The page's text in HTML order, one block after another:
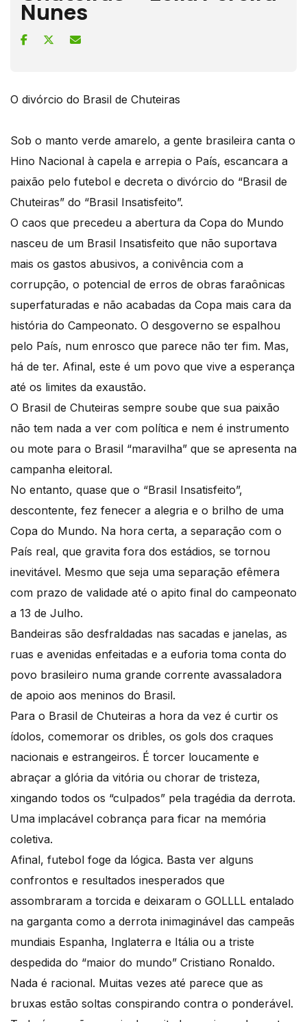
Nunes
O divórcio do Brasil de Chuteiras
Sob o manto verde amarelo, a gente brasileira canta o
Hino Nacional à capela e arrepia o País, escancara a
paixão pelo futebol e decreta o divórcio do “Brasil de
Chuteiras” do “Brasil Insatisfeito”.
O caos que precedeu a abertura da Copa do Mundo
nasceu de um Brasil Insatisfeito que não suportava
mais os gastos abusivos, a conivência com a
corrupção, o potencial de erros de obras faraônicas
superfaturadas e não acabadas da Copa mais cara da
história do Campeonato. O desgoverno se espalhou
pelo País, num enrosco que parece não ter fim. Mas,
há de ter. Afinal, este é um povo que vive a esperança
até os limites da exaustão.
O Brasil de Chuteiras sempre soube que sua paixão
não tem nada a ver com política e nem é instrumento
ou mote para o Brasil “maravilha” que se apresenta na
campanha eleitoral.
No entanto, quase que o “Brasil Insatisfeito”,
descontente, fez fenecer a alegria e o brilho de uma
Copa do Mundo. Na hora certa, a separação com o
País real, que gravita fora dos estádios, se tornou
inevitável. Mesmo que seja uma separação efêmera
com prazo de validade até o apito final do campeonato
a 13 de Julho.
Bandeiras são desfraldadas nas sacadas e janelas, as
ruas e avenidas enfeitadas e a euforia toma conta do
povo brasileiro numa grande corrente avassaladora
de apoio aos meninos do Brasil.
Para o Brasil de Chuteiras a hora da vez é curtir os
ídolos, comemorar os dribles, os gols dos craques
nacionais e estrangeiros. É torcer loucamente e
abraçar a glória da vitória ou chorar de tristeza,
xingando todos os “culpados” pela tragédia da derrota.
Uma implacável cobrança para ficar na memória
coletiva.
Afinal, futebol foge da lógica. Basta ver alguns
confrontos e resultados inesperados que
assombraram a torcida e deixaram o GOLLLL entalado
na garganta como a derrota inimaginável das campeãs
mundiais Espanha, Inglaterra e Itália ou a triste
despedida do “maior do mundo” Cristiano Ronaldo.
Nada é racional. Muitas vezes até parece que as
bruxas estão soltas conspirando contra o ponderável.